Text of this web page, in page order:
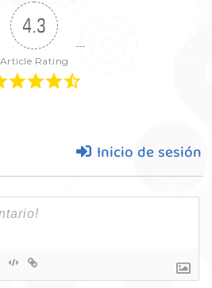
4.3
Article Rating
Inicio de sesión